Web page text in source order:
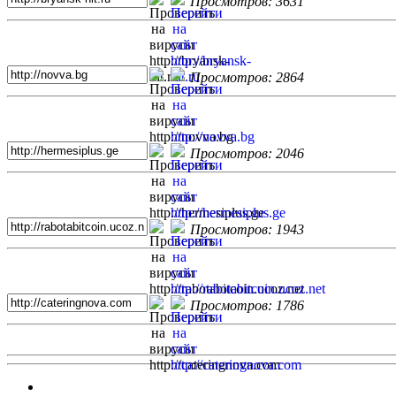
Просмотров: 2864
Просмотров: 2046
Просмотров: 1943
Просмотров: 1786